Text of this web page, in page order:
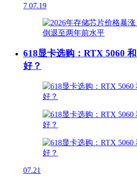
7 07.19
618显卡选购：RTX 5060
好？
07.21